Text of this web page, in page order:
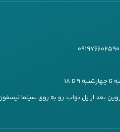
۰۹۱۹۷۶۶۰۲۵۹
تا چهارشنبه ۹ تا ۱۸
بعد از پل نواب، رو به روی سینما تیسفون،
بله